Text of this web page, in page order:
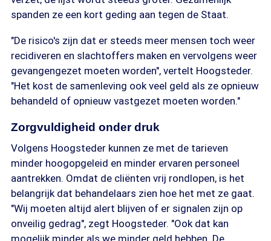
spanden ze een kort geding aan tegen de Staat.
"De risico's zijn dat er steeds meer mensen toch weer
recidiveren en slachtoffers maken en vervolgens weer
gevangengezet moeten worden", vertelt Hoogsteder.
"Het kost de samenleving ook veel geld als ze opnieuw
behandeld of opnieuw vastgezet moeten worden."
Zorgvuldigheid onder druk
Volgens Hoogsteder kunnen ze met de tarieven
minder hoogopgeleid en minder ervaren personeel
aantrekken. Omdat de cliënten vrij rondlopen, is het
belangrijk dat behandelaars zien hoe het met ze gaat.
"Wij moeten altijd alert blijven of er signalen zijn op
onveilig gedrag", zegt Hoogsteder. "Ook dat kan
mogelijk minder als we minder geld hebben. De